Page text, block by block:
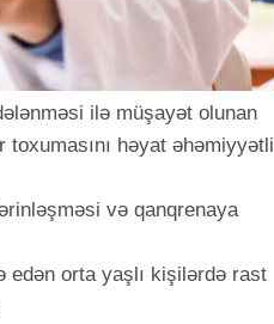
ilə müşayət olunan
həyat əhəmiyyətli
və qanqrenaya
edən orta yaşlı kişilərdə rast